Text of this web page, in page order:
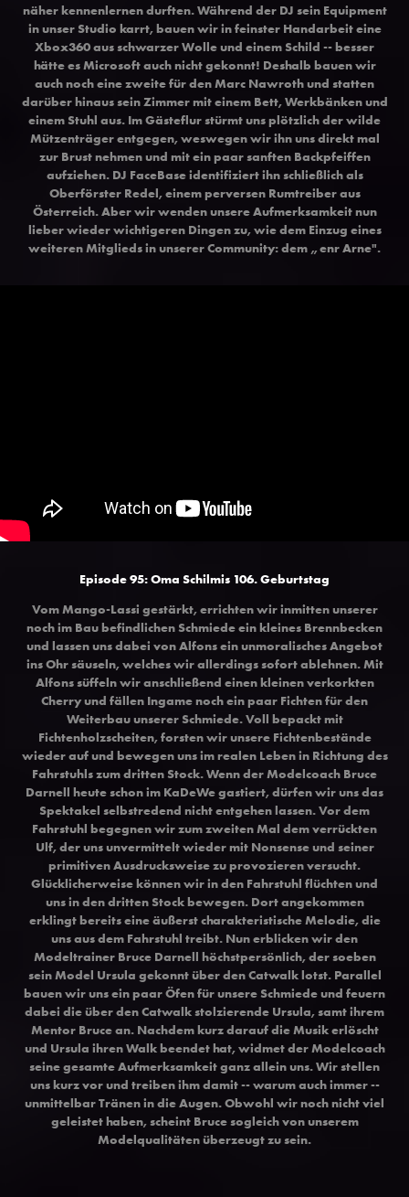
näher kennenlernen durften. Während der DJ sein Equipment
in unser Studio karrt, bauen wir in feinster Handarbeit eine
Xbox360 aus schwarzer Wolle und einem Schild -- besser
hätte es Microsoft auch nicht gekonnt! Deshalb bauen wir
auch noch eine zweite für den Marc Nawroth und statten
darüber hinaus sein Zimmer mit einem Bett, Werkbänken und
einem Stuhl aus. Im Gästeflur stürmt uns plötzlich der wilde
Mützenträger entgegen, weswegen wir ihn uns direkt mal
zur Brust nehmen und mit ein paar sanften Backpfeiffen
aufziehen. DJ FaceBase identifiziert ihn schließlich als
Oberförster Redel, einem perversen Rumtreiber aus
Österreich. Aber wir wenden unsere Aufmerksamkeit nun
lieber wieder wichtigeren Dingen zu, wie dem Einzug eines
weiteren Mitglieds in unserer Community: dem „enr Arne".
Episode 95: Oma Schilmis 106. Geburtstag
Vom Mango-Lassi gestärkt, errichten wir inmitten unserer
noch im Bau befindlichen Schmiede ein kleines Brennbecken
und lassen uns dabei von Alfons ein unmoralisches Angebot
ins Ohr säuseln, welches wir allerdings sofort ablehnen. Mit
Alfons süffeln wir anschließend einen kleinen verkorkten
Cherry und fällen Ingame noch ein paar Fichten für den
Weiterbau unserer Schmiede. Voll bepackt mit
Fichtenholzscheiten, forsten wir unsere Fichtenbestände
wieder auf und bewegen uns im realen Leben in Richtung des
Fahrstuhls zum dritten Stock. Wenn der Modelcoach Bruce
Darnell heute schon im KaDeWe gastiert, dürfen wir uns das
Spektakel selbstredend nicht entgehen lassen. Vor dem
Fahrstuhl begegnen wir zum zweiten Mal dem verrückten
Ulf, der uns unvermittelt wieder mit Nonsense und seiner
primitiven Ausdrucksweise zu provozieren versucht.
Glücklicherweise können wir in den Fahrstuhl flüchten und
uns in den dritten Stock bewegen. Dort angekommen
erklingt bereits eine äußerst charakteristische Melodie, die
uns aus dem Fahrstuhl treibt. Nun erblicken wir den
Modeltrainer Bruce Darnell höchstpersönlich, der soeben
sein Model Ursula gekonnt über den Catwalk lotst. Parallel
bauen wir uns ein paar Öfen für unsere Schmiede und feuern
dabei die über den Catwalk stolzierende Ursula, samt ihrem
Mentor Bruce an. Nachdem kurz darauf die Musik erlöscht
und Ursula ihren Walk beendet hat, widmet der Modelcoach
seine gesamte Aufmerksamkeit ganz allein uns. Wir stellen
uns kurz vor und treiben ihm damit -- warum auch immer --
unmittelbar Tränen in die Augen. Obwohl wir noch nicht viel
geleistet haben, scheint Bruce sogleich von unserem
Modelqualitäten überzeugt zu sein.